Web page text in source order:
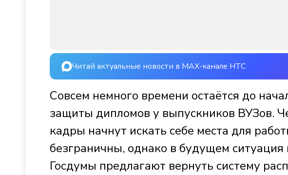
Читай актуальные новости в MAX-канале НТС
Совсем немного времени остаётся до
защиты дипломов у выпускников ВУЗов.
кадры начнут искать себе места для
безграничны, однако в будущем
Госдумы предлагают вернуть систему